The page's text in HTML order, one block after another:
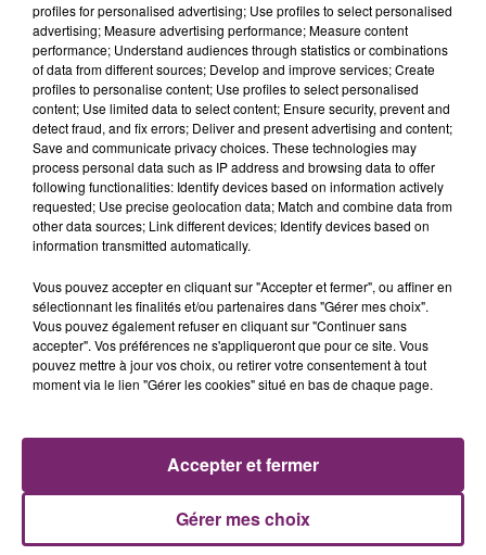
ACTUS RADIO
PODCASTS
Plan du site Mentions légales
profiles for personalised advertising; Use profiles to select personalised
advertising; Measure advertising performance; Measure content
performance; Understand audiences through statistics or combinations
of data from different sources; Develop and improve services; Create
profiles to personalise content; Use profiles to select personalised
content; Use limited data to select content; Ensure security, prevent and
detect fraud, and fix errors; Deliver and present advertising and content;
Save and communicate privacy choices. These technologies may
process personal data such as IP address and browsing data to offer
following functionalities: Identify devices based on information actively
requested; Use precise geolocation data; Match and combine data from
other data sources; Link different devices; Identify devices based on
information transmitted automatically.
Vous pouvez accepter en cliquant sur "Accepter et fermer", ou affiner en
sélectionnant les finalités et/ou partenaires dans "Gérer mes choix".
Vous pouvez également refuser en cliquant sur "Continuer sans
accepter". Vos préférences ne s'appliqueront que pour ce site. Vous
pouvez mettre à jour vos choix, ou retirer votre consentement à tout
moment via le lien "Gérer les cookies" situé en bas de chaque page.
Gérer mes choix
Accepter et fermer